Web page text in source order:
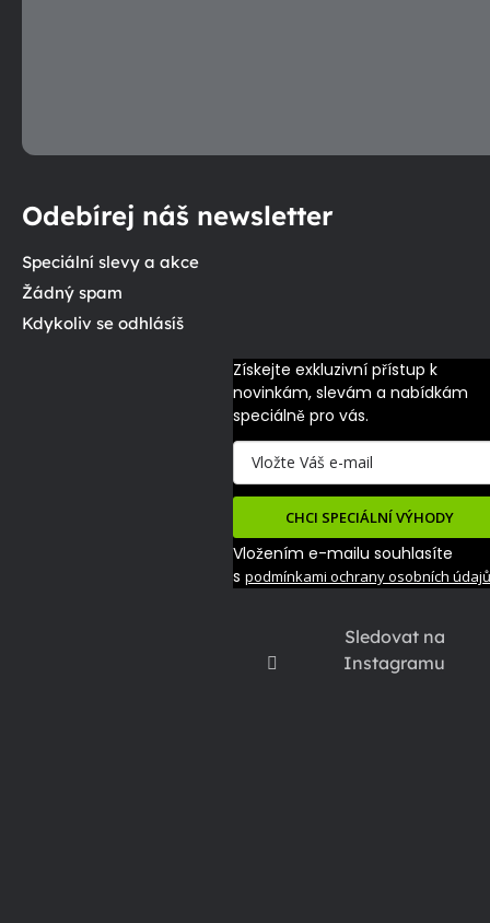
Sledovat na
Instagramu
Odebírej náš newsletter
Speciální slevy a akce
Žádný spam
Kdykoliv se odhlásíš
Získejte exkluzivní přístup k
novinkám, slevám a nabídkám
speciálně pro vás.
CHCI SPECIÁLNÍ VÝHODY
Vložením e-mailu souhlasíte
s podmínkami ochrany osobních údajů